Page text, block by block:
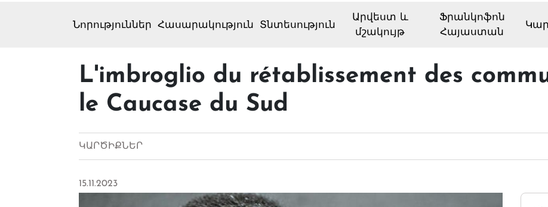
Նորություններ Հասարակություն Տնտեսություն
Արվեստ և
մշակույթ
Ֆրանկոֆոն
Հայաստան
L'imbroglio du rétablissement des
le Caucase du Sud
ԿԱՐԾԻՔՆԵՐ
15.11.2023